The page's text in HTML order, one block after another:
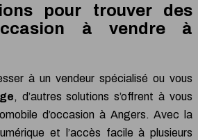
pour trouver des
à vendre à
à un vendeur spécialisé ou vous
, d’autres solutions s’offrent à vous
d’occasion à Angers. Avec la
et l’accès facile à plusieurs